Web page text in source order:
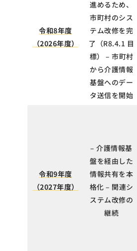
令和8年度
（2026年度）
進めるため、
市町村のシス
テム改修を完
了（R8.4.1 目
標） – 市町村
から介護情報
基盤へのデー
タ送信を開始
令和9年度
（2027年度）
– 介護情報基
盤を経由した
情報共有を本
格化 – 関連シ
ステム改修の
継続